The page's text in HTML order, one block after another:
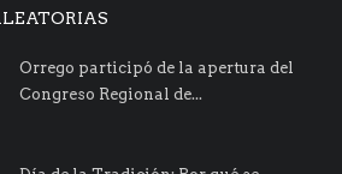
Orrego participó de la apertura del
Congreso Regional de...